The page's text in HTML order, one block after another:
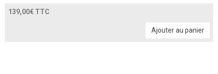
139,00€ TTC
Ajouter au panier